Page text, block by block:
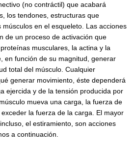
(no contráctil) que acabará
los tendones, estructuras que
músculos en el esqueleto. Las acciones
de un proceso de activación que
musculares, la actina y la
en función de su magnitud, generar
total del músculo. Cualquier
generar movimiento, éste dependerá
ejercida y de la tensión producida por
mueva una carga, la fuerza de
la fuerza de la carga. El mayor
el estiramiento, son acciones
a continuación.